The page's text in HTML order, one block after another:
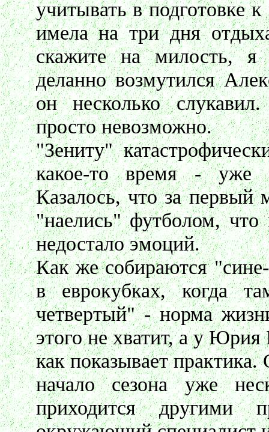
учитывать в подготовке
имела на три дня
скажите на милость,
деланно возмутился
он несколько
просто невозможно.
"Зениту"
какое-то время - уже
Казалось, что за первый
"наелись" футболом, что
недостало эмоций.
Как же собираются
в еврокубках, когда
четвертый" - норма
этого не хватит, а у Юрия
как показывает
начало сезона уже
приходится другими